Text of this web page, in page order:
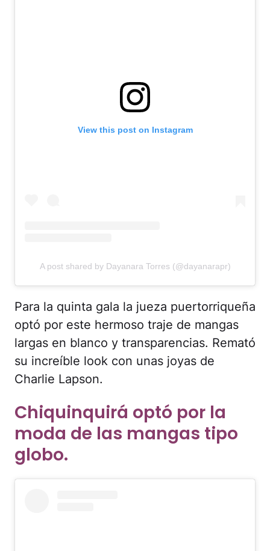
View this post on Instagram
A post shared by Dayanara Torres (@dayanarapr)
Para la quinta gala la jueza puertorriqueña
optó por este hermoso traje de mangas
largas en blanco y transparencias. Remató
su increíble look con unas joyas de
Charlie Lapson.
Chiquinquirá optó por la
moda de las mangas tipo
globo.